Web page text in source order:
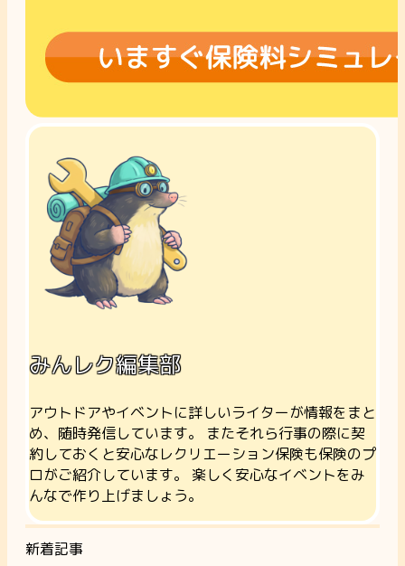
みんレク編集部
アウトドアやイベントに詳しいライターが情報をまと
め、随時発信しています。 またそれら行事の際に契
約しておくと安心なレクリエーション保険も保険のプ
ロがご紹介しています。 楽しく安心なイベントをみ
んなで作り上げましょう。
新着記事